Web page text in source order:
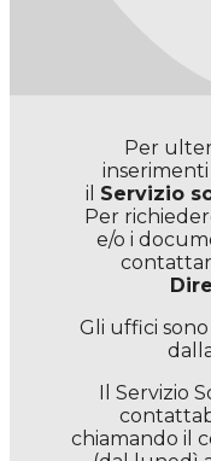
Per
il Servizio
Per
e/o i
Gli uffici
Il Servizio
chiamando il